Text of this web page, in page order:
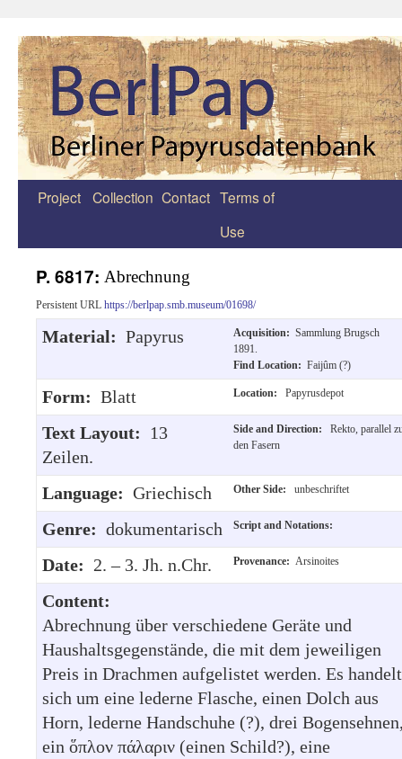
Zum
Project Collection Contact Terms of
Use
P. 6817: Abrechnung
Persistent URL https://berlpap.smb.museum/01698/
Material: Papyrus Acquisition: Sammlung Brugsch
1891.
Find Location: Faijûm (?)
Form: Blatt Location: Papyrusdepot
Text Layout: 13
Zeilen.
Side and Direction:
Rekto, parallel
den Fasern
Language: Griechisch Other Side: unbeschriftet
Genre: dokumentarisch Script and Notations:
Date: 2. – 3. Jh. n.Chr. Provenance: Arsinoites
Content:
Abrechnung über verschiedene Geräte und
Haushaltsgegenstände, die mit dem jeweiligen
Preis in Drachmen aufgelistet werden. Es handelt
sich um eine lederne Flasche, einen Dolch aus
Horn, lederne Handschuhe (?), drei
ein ὅπλον πάλαριν (einen Schild?), eine